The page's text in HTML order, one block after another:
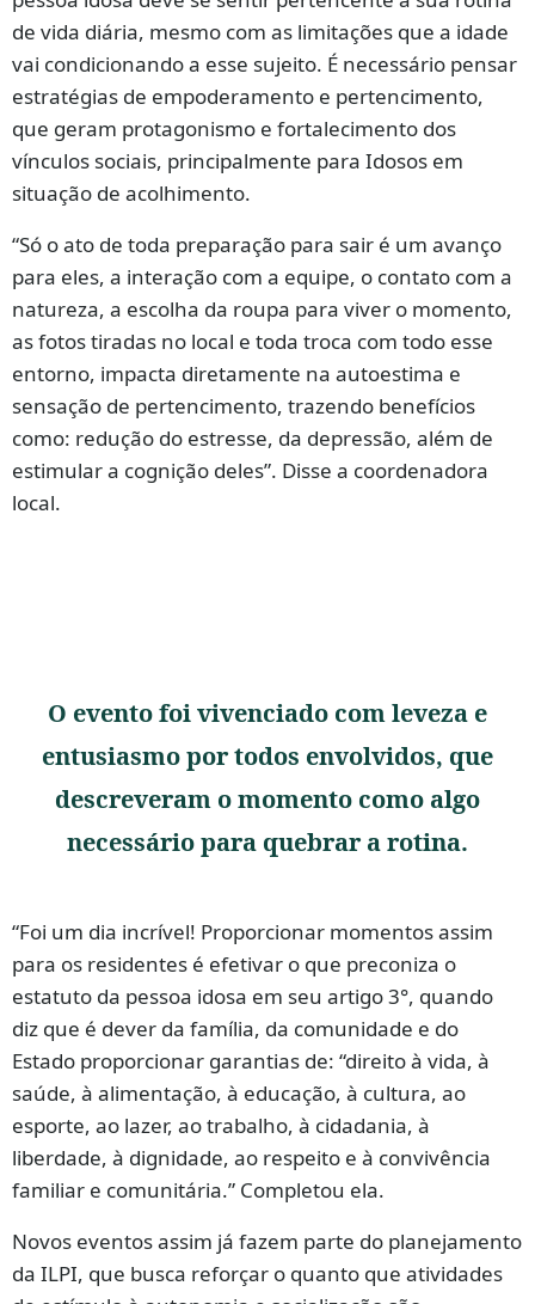
de vida diária, mesmo com as limitações que a idade
vai condicionando a esse sujeito. É necessário pensar
estratégias de empoderamento e pertencimento,
que geram protagonismo e fortalecimento dos
vínculos sociais, principalmente para Idosos em
situação de acolhimento.
“Só o ato de toda preparação para sair é um avanço
para eles, a interação com a equipe, o contato com a
natureza, a escolha da roupa para viver o momento,
as fotos tiradas no local e toda troca com todo esse
entorno, impacta diretamente na autoestima e
sensação de pertencimento, trazendo benefícios
como: redução do estresse, da depressão, além de
estimular a cognição deles”. Disse a coordenadora
local.
O evento foi vivenciado com leveza e
entusiasmo por todos envolvidos, que
descreveram o momento como algo
necessário para quebrar a rotina.
“Foi um dia incrível! Proporcionar momentos assim
para os residentes é efetivar o que preconiza o
estatuto da pessoa idosa em seu artigo 3°, quando
diz que é dever da família, da comunidade e do
Estado proporcionar garantias de: “direito à vida, à
saúde, à alimentação, à educação, à cultura, ao
esporte, ao lazer, ao trabalho, à cidadania, à
liberdade, à dignidade, ao respeito e à convivência
familiar e comunitária.” Completou ela.
Novos eventos assim já fazem parte do planejamento
da ILPI, que busca reforçar o quanto que atividades